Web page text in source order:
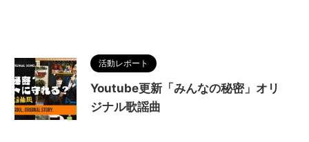
活動レポート
Youtube更新「みんなの秘密」オリ
ジナル歌謡曲